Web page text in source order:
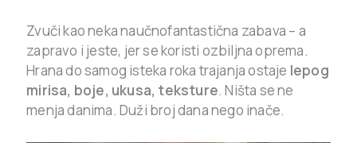
Zvuči kao neka naučnofantastična zabava – a
zapravo i jeste, jer se koristi ozbiljna oprema.
Hrana do samog isteka roka trajanja ostaje lepog
mirisa, boje, ukusa, teksture. Ništa se ne
menja danima. Duži broj dana nego inače.